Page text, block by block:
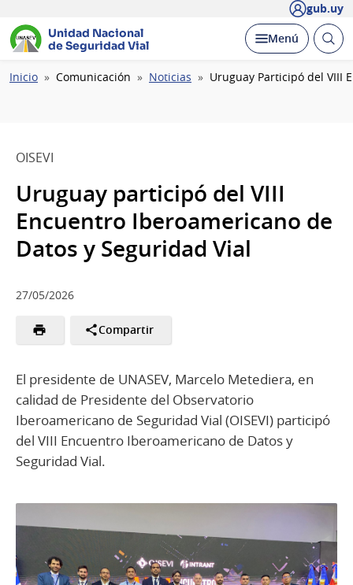
gub.uy
Unidad Nacional
de Seguridad Vial
Desplegar
Menú Abrir
Ruta
Inicio Comunicación Noticias Uruguay Participó del VIII
OISEVI
Uruguay participó del VIII
Encuentro Iberoamericano de
Datos y Seguridad Vial
27/05/2026
Compartir
El presidente de UNASEV, Marcelo Metediera, en
calidad de Presidente del Observatorio
Iberoamericano de Seguridad Vial (OISEVI) participó
del VIII Encuentro Iberoamericano de Datos y
Seguridad Vial.